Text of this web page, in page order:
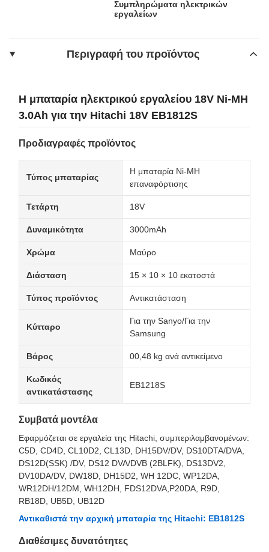
Συμπληρώματα ηλεκτρικών
εργαλείων
Περιγραφή του προϊόντος
Η μπαταρία ηλεκτρικού εργαλείου 18V Ni-MH
3.0Ah για την Hitachi 18V EB1812S
Προδιαγραφές προϊόντος
Τύπος μπαταρίας
Η μπαταρία Ni-MH
επαναφόρτισης
Τετάρτη 18V
Δυναμικότητα 3000mAh
Χρώμα Μαύρο
Διάσταση 15 × 10 × 10 εκατοστά
Τύπος προϊόντος Αντικατάσταση
Κύτταρο
Για την Sanyo/Για την
Samsung
Βάρος 00,48 kg ανά αντικείμενο
Κωδικός
αντικατάστασης
EB1218S
Συμβατά μοντέλα
Εφαρμόζεται σε εργαλεία της Hitachi, συμπεριλαμβανομένων:
C5D, CD4D, CL10D2, CL13D, DH15DV/DV, DS10DTA/DVA,
DS12D(SSK) /DV, DS12 DVA/DVB (2BLFK), DS13DV2,
DV10DA/DV, DW18D, DH15D2, WH 12DC, WP12DA,
WR12DH/12DM, WH12DH, FDS12DVA,P20DA, R9D,
RB18D, UB5D, UB12D
Αντικαθιστά την αρχική μπαταρία της Hitachi: EB1812S
Διαθέσιμες δυνατότητες